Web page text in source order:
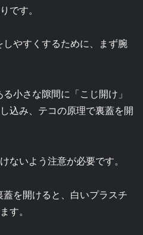
です。
しやすくするために、まず腕
小さな隙間に「こじ開け」
込み、テコの原理で裏蓋を開
ないよう注意が必要です。
蓋を開けると、白いプラスチ
す。